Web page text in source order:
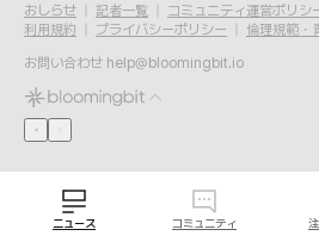
おしらせ 記者一覧
コミュニティ運営ポリシ
利用規約
プライバシーポリシー
倫理規範・
お問い合わせ help@bloomingbit.io
ニュース コミュニティ